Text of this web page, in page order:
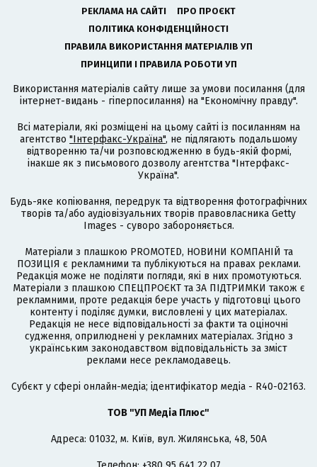
РЕКЛАМА НА САЙТІ
ПРО ПРОЄКТ
ПОЛІТИКА КОНФІДЕНЦІЙНОСТІ
ПРАВИЛА ВИКОРИСТАННЯ МАТЕРІАЛІВ УП
ПРИНЦИПИ І ПРАВИЛА РОБОТИ УП
Використання матеріалів сайту лише за умови посилання (для
інтернет-видань - гіперпосилання) на "Економічну правду".
Всі матеріали, які розміщені на цьому сайті із посиланням на
агентство "Інтерфакс-Україна", не підлягають подальшому
відтворенню та/чи розповсюдженню в будь-якій формі,
інакше як з письмового дозволу агентства "Інтерфакс-
Україна".
Будь-яке копіювання, передрук та відтворення фотографічних
творів та/або аудіовізуальних творів правовласника Getty
Images - суворо забороняється.
Матеріали з плашкою PROMOTED, НОВИНИ КОМПАНІЙ та
ПОЗИЦІЯ є рекламними та публікуються на правах реклами.
Редакція може не поділяти погляди, які в них промотуються.
Матеріали з плашкою СПЕЦПРОЄКТ та ЗА ПІДТРИМКИ також є
рекламними, проте редакція бере участь у підготовці цього
контенту і поділяє думки, висловлені у цих матеріалах.
Редакція не несе відповідальності за факти та оціночні
судження, оприлюднені у рекламних матеріалах. Згідно з
українським законодавством відповідальність за зміст
реклами несе рекламодавець.
Cубєкт у сфері онлайн-медіа; ідентифікатор медіа - R40-02163.
ТОВ "УП Медіа Плюс"
Адреса: 01032, м. Київ, вул. Жилянська, 48, 50А